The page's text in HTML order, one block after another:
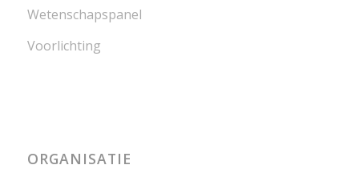
Wetenschapspanel
Voorlichting
ORGANISATIE